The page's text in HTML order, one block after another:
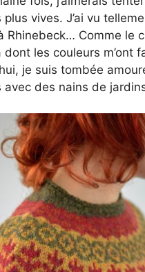
plus vives. J’ai vu
Rhinebeck… Comme le
dont les couleurs m’ont
je suis tombée
avec des nains de